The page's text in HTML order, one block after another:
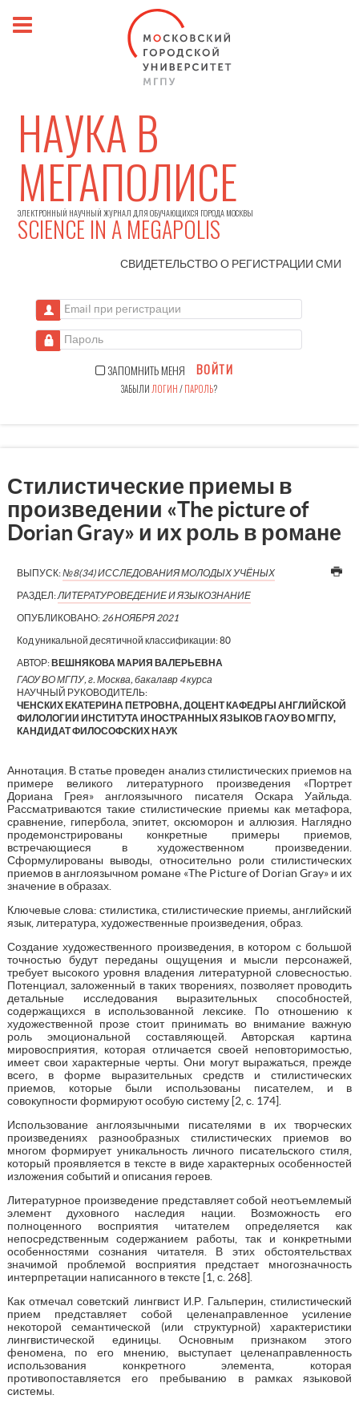
НАУКА В
МЕГАПОЛИСЕ
ЭЛЕКТРОННЫЙ НАУЧНЫЙ ЖУРНАЛ ДЛЯ ОБУЧАЮЩИХСЯ ГОРОДА МОСКВЫ
SCIENCE IN A MEGAPOLIS
СВИДЕТЕЛЬСТВО О РЕГИСТРАЦИИСМИ
Email при регистрации
Пароль
ЗАПОМНИТЬ МЕНЯ ВОЙТИ
ЗАБЫЛИ ЛОГИН/ПАРОЛЬ?
Стилистические приемы в
произведении «The picture of
Dorian Gray» и их роль в романе
ВЫПУСК:№8(34) ИССЛЕДОВАНИЯ МОЛОДЫХ УЧЁНЫХ
РАЗДЕЛ:ЛИТЕРАТУРОВЕДЕНИЕ И ЯЗЫКОЗНАНИЕ
ОПУБЛИКОВАНО: 26 НОЯБРЯ 2021
Код уникальной десятичной классификации:80
АВТОР:ВЕШНЯКОВА МАРИЯ ВАЛЕРЬЕВНА
ГАОУ ВО МГПУ, г. Москва, бакалавр 4 курса
НАУЧНЫЙ РУКОВОДИТЕЛЬ:
ЧЕНСКИХ ЕКАТЕРИНА ПЕТРОВНА, ДОЦЕНТ КАФЕДРЫ АНГЛИЙСКОЙ
ФИЛОЛОГИИ ИНСТИТУТА ИНОСТРАННЫХ ЯЗЫКОВ ГАОУ ВО МГПУ,
КАНДИДАТ ФИЛОСОФСКИХ НАУК
Аннотация. В статье проведен анализ стилистических приемов на
примере великого литературного произведения «Портрет
Дориана Грея» англоязычного писателя Оскара Уайльда.
Рассматриваются такие стилистические приемы как метафора,
сравнение, гипербола, эпитет, оксюморон и аллюзия. Наглядно
продемонстрированы конкретные примеры приемов,
встречающиеся в художественном произведении.
Сформулированы выводы, относительно роли стилистических
приемов в англоязычном романе «The Picture of Dorian Gray» и их
значение в образах.
Ключевые слова: стилистика, стилистические приемы, английский
язык, литература, художественные произведения, образ.
Создание художественного произведения, в котором с большой
точностью будут переданы ощущения и мысли персонажей,
требует высокого уровня владения литературной словесностью.
Потенциал, заложенный в таких творениях, позволяет проводить
детальные исследования выразительных способностей,
содержащихся в использованной лексике. По отношению к
художественной прозе стоит принимать во внимание важную
роль эмоциональной составляющей. Авторская картина
мировосприятия, которая отличается своей неповторимостью,
имеет свои характерные черты. Они могут выражаться, прежде
всего, в форме выразительных средств и стилистических
приемов, которые были использованы писателем, и в
совокупности формируют особую систему [2, с. 174].
Использование англоязычными писателями в их творческих
произведениях разнообразных стилистических приемов во
многом формирует уникальность личного писательского стиля,
который проявляется в тексте в виде характерных особенностей
изложения событий и описания героев.
Литературное произведение представляет собой неотъемлемый
элемент духовного наследия нации. Возможность его
полноценного восприятия читателем определяется как
непосредственным содержанием работы, так и конкретными
особенностями сознания читателя. В этих обстоятельствах
значимой проблемой восприятия предстает многозначность
интерпретации написанного в тексте [1, с. 268].
Как отмечал советский лингвист И.Р. Гальперин, стилистический
прием представляет собой целенаправленное усиление
некоторой семантической (или структурной) характеристики
лингвистической единицы. Основным признаком этого
феномена, по его мнению, выступает целенаправленность
использования конкретного элемента, которая
противопоставляется его пребыванию в рамках языковой
системы.